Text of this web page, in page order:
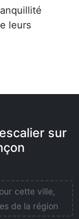
leurs
sur
cette ville,
de la région